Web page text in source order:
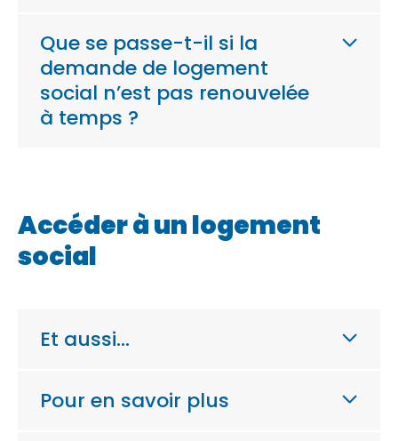
Que se passe-t-il si la
demande de logement
social n’est pas renouvelée
à temps ?
Accéder à un logement
social
Et aussi…
Pour en savoir plus